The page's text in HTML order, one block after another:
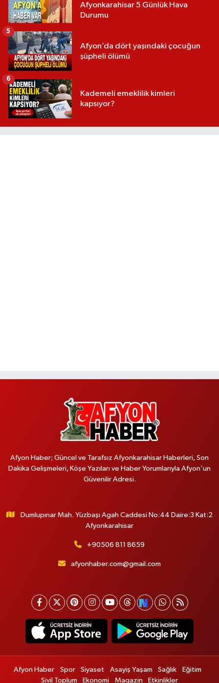
Afyonkarahisar 5 Günlük Hava
Durumu
Afyon’da dört yaşındaki çocuğun
şüpheli ölümü
5
Kademeli emeklilik kimleri
kapsıyor?
6
Afyon Haber; Güncel ve Tarafsız Afyonkarahisar Haberleri, Son
Dakika Gelişmeleri, Köşe Yazıları ve Haber Yorumlarıyla Afyon'un
Güvenilir Adresi.
Dumlupınar Mah. Yüzbaşı Agah Caddesi No:44 Daire:3 Kat:2
Afyonkarahisar
+90506 811 8659
afyonhaber.com@gmail.com
Afyon Haber Spor Siyaset Asayiş Yaşam Sağlık
Eğitim
Sivil Toplum
Ekonomi Magazin Etkinlikler